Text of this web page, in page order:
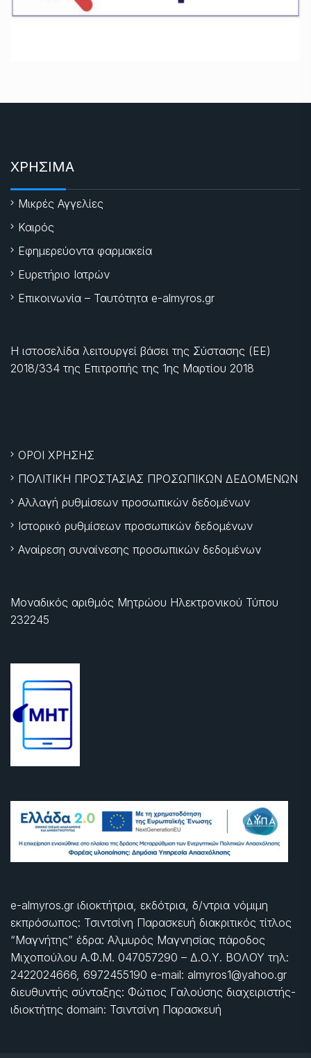
ΧΡΗΣΙΜΑ
Μικρές Αγγελίες
Καιρός
Εφημερεύοντα φαρμακεία
Ευρετήριο Ιατρών
Επικοινωνία – Ταυτότητα e-almyros.gr
Η ιστοσελίδα λειτουργεί βάσει της Σύστασης (ΕΕ)
2018/334 της Επιτροπής της 1ης Μαρτίου 2018
ΟΡΟΙ ΧΡΗΣΗΣ
ΠΟΛΙΤΙΚΗ ΠΡΟΣΤΑΣΙΑΣ ΠΡΟΣΩΠΙΚΩΝ ΔΕΔΟΜΕΝΩΝ
Αλλαγή ρυθμίσεων προσωπικών δεδομένων
Ιστορικό ρυθμίσεων προσωπικών δεδομένων
Αναίρεση συναίνεσης προσωπικών δεδομένων
Μοναδικός αριθμός Μητρώου Ηλεκτρονικού Τύπου
232245
e-almyros.gr ιδιοκτήτρια, εκδότρια, δ/ντρια νόμιμη
εκπρόσωπος: Τσιντσίνη Παρασκευή διακριτικός τίτλος
“Μαγνήτης” έδρα: Αλμυρός Μαγνησίας πάροδος
Μιχοπούλου Α.Φ.Μ. 047057290 – Δ.Ο.Υ. ΒΟΛΟΥ τηλ:
2422024666, 6972455190 e-mail: almyros1@yahoo.gr
διευθυντής σύνταξης: Φώτιος Γαλούσης διαχειριστής-
ιδιοκτήτης domain: Τσιντσίνη Παρασκευή